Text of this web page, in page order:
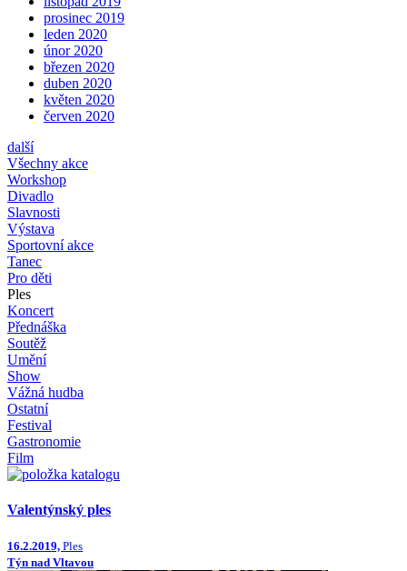
prosinec 2019
leden 2020
únor 2020
březen 2020
duben 2020
květen 2020
červen 2020
další
Všechny akce
Workshop
Divadlo
Slavnosti
Výstava
Sportovní akce
Tanec
Pro děti
Ples
Koncert
Přednáška
Soutěž
Umění
Show
Vážná hudba
Ostatní
Festival
Gastronomie
Film
Valentýnský ples
16.2.2019, Ples
Týn nad Vltavou